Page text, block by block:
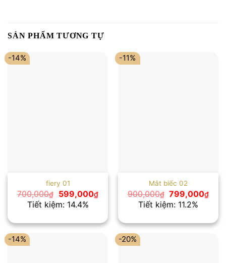
SẢN PHẨM TƯƠNG TỰ
-14%
fiery 01
700,000₫
Giá
gốc
là:
599,000₫Giá
hiện
599,000₫.
Tiết kiệm: 14.4%
-11%
Mắt biếc 02
900,000₫ Giá
gốc
là:
799,000₫Giá
là:
Tiết kiệm: 11.2%
-14% -20%